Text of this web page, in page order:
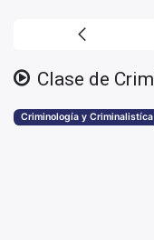
Criminología y Criminalistíca